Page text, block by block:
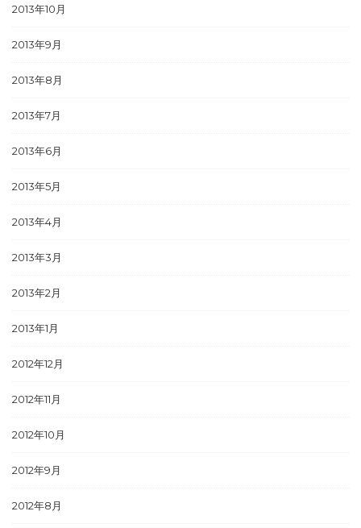
2013年10月
2013年9月
2013年8月
2013年7月
2013年6月
2013年5月
2013年4月
2013年3月
2013年2月
2013年1月
2012年12月
2012年11月
2012年10月
2012年9月
2012年8月